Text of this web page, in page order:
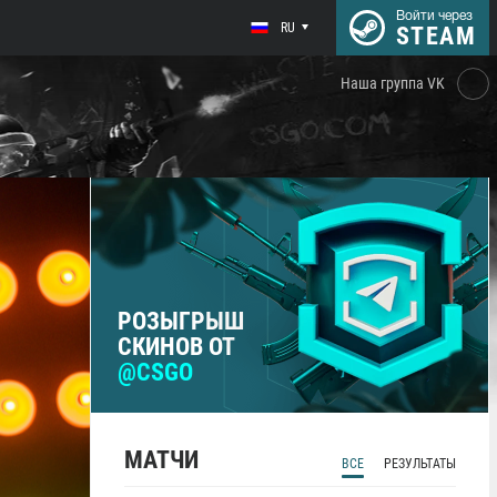
RU
Войти через
STEAM
Наша группа VK
РОЗЫГРЫШ
СКИНОВ ОТ
@CSGO
МАТЧИ ВСЕ РЕЗУЛЬТАТЫ